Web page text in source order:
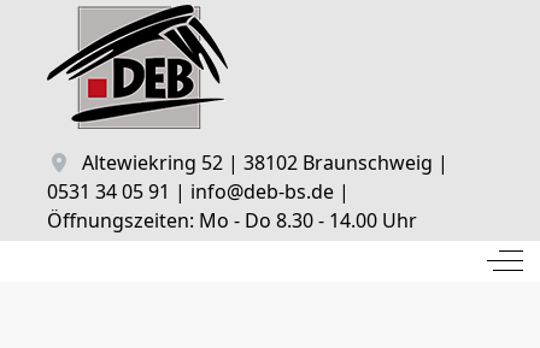
Altewiekring 52 | 38102 Braunschweig |
0531 34 05 91 | info@deb-bs.de |
Öffnungszeiten: Mo - Do 8.30 - 14.00 Uhr